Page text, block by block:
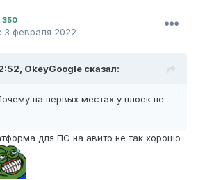
350
3 февраля 2022
OkeyGoogle сказал:
на первых местах у плоек не
для ПС на авито не так хорошо